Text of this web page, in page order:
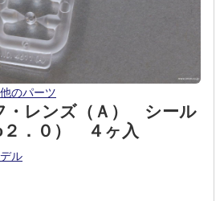
のパーツ
・レンズ（Ａ） シール
２．０） ４ヶ入
ル